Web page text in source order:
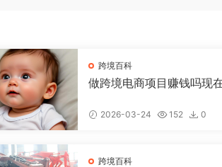
跨境百科
做跨境电商项目赚钱吗现
2026-03-24 152 0
跨境百科